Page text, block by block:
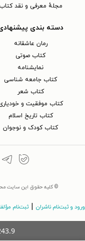
مجلهٔ معرفی و نقد کتاب
دسته بندی
رمان عاشقانه
کتاب‌ صوتی
نمایشنامه
کتاب جامعه شناسی
کتاب شعر
کتاب موفقیت و
کتاب تاریخ اسلام
کتاب کودک و نوجوان
© کلیه حقوق این سایت
ورود و ثبت‌نام ناشران ثبت‌نام